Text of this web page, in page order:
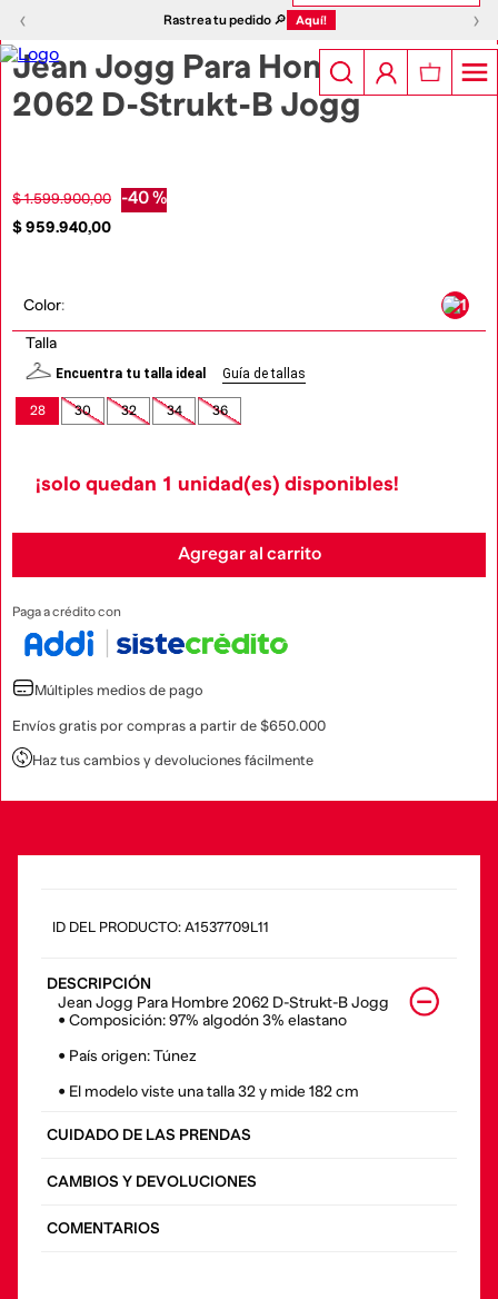
‹ Rastrea tu pedido 🔎 Aquí! ›
‹ ›
Jean Jogg Para Hombre
2062 D-Strukt-B Jogg
$ 1.599.900,00 -40 %
$959.940,00
Color:
Talla
Encuentra tu talla ideal Guía de tallas
28 30 32 34 36
¡solo quedan 1 unidad(es) disponibles!
Agregar al carrito
Paga a crédito con
Múltiples medios de pago
Envíos gratis por compras a partir de $650.000
Haz tus cambios y devoluciones fácilmente
: A1537709L11
DESCRIPCIÓN
Jean Jogg Para Hombre 2062 D-Strukt-B Jogg
• Composición: 97% algodón 3% elastano
• País origen: Túnez
• El modelo viste una talla 32 y mide 182 cm
CUIDADO DE LAS PRENDAS
CAMBIOS Y DEVOLUCIONES
COMENTARIOS